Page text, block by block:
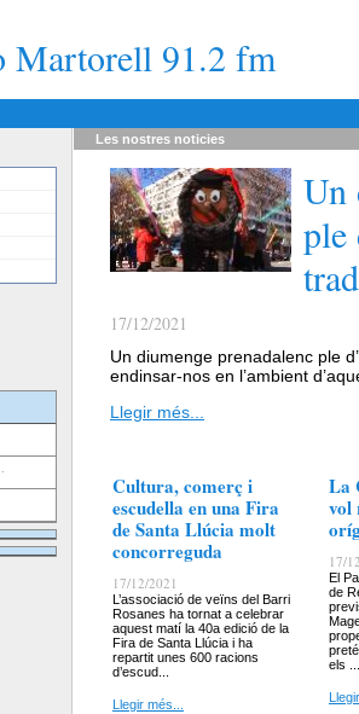
Martorell 91.2 fm
Les nostres noticies
Un
ple
17/12/2021
Un diumenge prenadalenc ple
endinsar-nos en l’ambient
Llegir més...
Cultura, comerç i
escudella en una Fira
de Santa Llúcia molt
concorreguda
17/12/2021
L’associació de veïns del Barri
Rosanes ha tornat a celebrar
aquest matí la 40a edició de la
Fira de Santa Llúcia i ha
repartit unes 600 racions
d’escud...
Llegir més...
La
vol
17/
El
de
els ...